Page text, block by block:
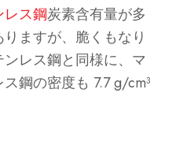
レス鋼炭素含有量が多
ますが、脆くもなり
レス鋼と同様に、マ
鋼の密度も 7.7 g/cm³